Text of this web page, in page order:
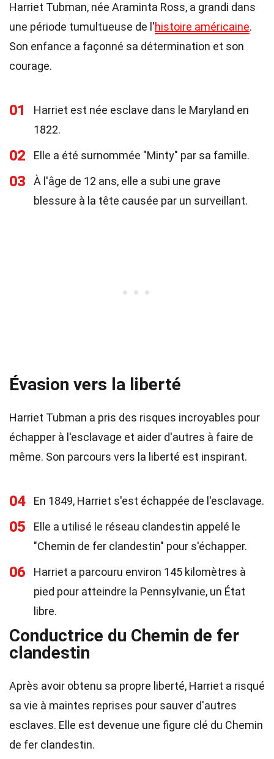
Harriet Tubman, née Araminta Ross, a grandi dans
une période tumultueuse de l'histoire américaine.
Son enfance a façonné sa détermination et son
courage.
01
Harriet est née esclave dans le Maryland en
1822.
02 Elle a été surnommée "Minty" par sa famille.
03
À l'âge de 12 ans, elle a subi une grave
blessure à la tête causée par un surveillant.
Évasion vers la liberté
Harriet Tubman a pris des risques incroyables pour
échapper à l'esclavage et aider d'autres à faire de
même. Son parcours vers la liberté est inspirant.
04 En 1849, Harriet s'est échappée de l'esclavage.
05
Elle a utilisé le réseau clandestin appelé le
"Chemin de fer clandestin" pour s'échapper.
06
Harriet a parcouru environ 145 kilomètres à
pied pour atteindre la Pennsylvanie, un État
libre.
Conductrice du Chemin de fer
clandestin
Après avoir obtenu sa propre liberté, Harriet a risqué
sa vie à maintes reprises pour sauver d'autres
esclaves. Elle est devenue une figure clé du Chemin
de fer clandestin.